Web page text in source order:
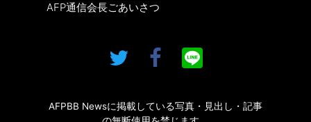
AFP通信会長ごあいさつ
AFPBB Newsに掲載している写真・見出し・記事